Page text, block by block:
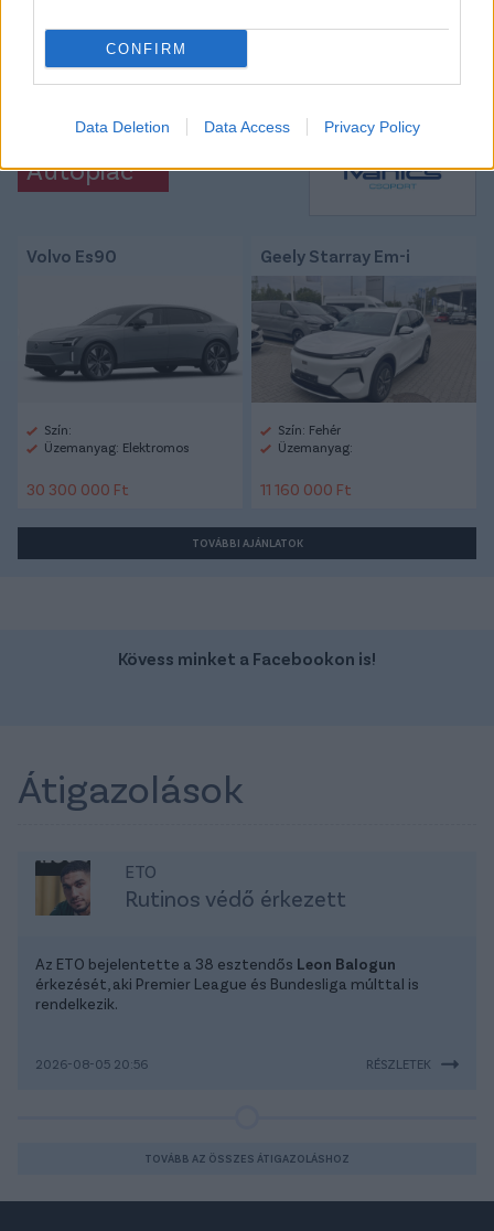
CONFIRM
Data Deletion Data Access Privacy Policy
CÍMKÉK: #NB I #FRADI #FERENCVÁROS
Autópiac
Volvo Es90
Szín:
Üzemanyag: Elektromos
30 300 000 Ft
Geely Starray Em-i
Szín: Fehér
Üzemanyag:
11 160 000 Ft
TOVÁBBI AJÁNLATOK
Kövess minket a Facebookon is!
Átigazolások
ETO
Rutinos védő érkezett
Az ETO bejelentette a 38 esztendős Leon Balogun
érkezését, aki Premier League és Bundesliga múlttal is
rendelkezik.
2026-08-05 20:56 RÉSZLETEK
TOVÁBB AZ ÖSSZES ÁTIGAZOLÁSHOZ